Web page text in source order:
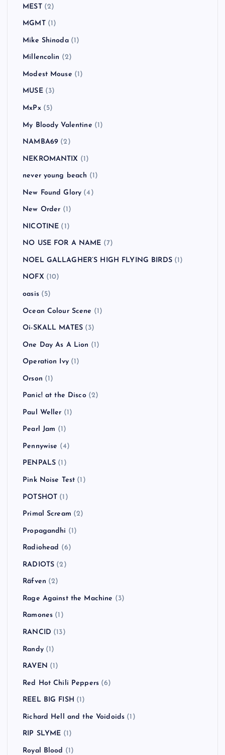
MEST(2)
MGMT(1)
Mike Shinoda(1)
Millencolin (2)
Modest Mouse (1)
MUSE(3)
MxPx(5)
My Bloody Valentine (1)
NAMBA69 (2)
NEKROMANTIX (1)
never young beach (1)
New Found Glory (4)
New Order (1)
NICOTINE (1)
NO USE FOR A NAME (7)
NOEL GALLAGHER’S HIGH FLYING BIRDS(1)
NOFX (10)
oasis(5)
Ocean Colour Scene (1)
Oi-SKALL MATES (3)
One Day As A Lion (1)
Operation Ivy(1)
Orson (1)
Panic! at the Disco(2)
Paul Weller (1)
Pearl Jam (1)
Pennywise (4)
PENPALS (1)
Pink Noise Test (1)
POTSHOT (1)
Primal Scream (2)
Propagandhi (1)
Radiohead (6)
RADIOTS (2)
Räfven (2)
Rage Against the Machine (3)
Ramones (1)
RANCID (13)
Randy(1)
RAVEN (1)
Red Hot Chili Peppers (6)
REEL BIG FISH (1)
Richard Hell and the Voidoids (1)
RIP SLYME (1)
Royal Blood (1)